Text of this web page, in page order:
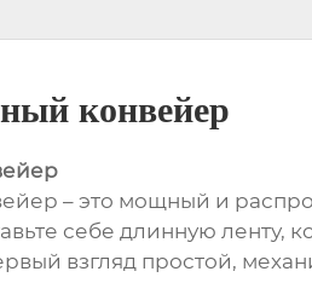
конвейер
– это мощный и
себе длинную
взгляд простой,